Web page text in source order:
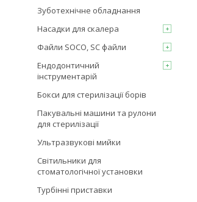
Зуботехнічне обладнання
Насадки для скалера
Файли SOCO, SC файли
Ендодонтичний
інструментарій
Бокси для стерилізації борів
Пакувальні машини та рулони
для стерилізації
Ультразвукові мийки
Світильники для
стоматологічної установки
Турбінні приставки